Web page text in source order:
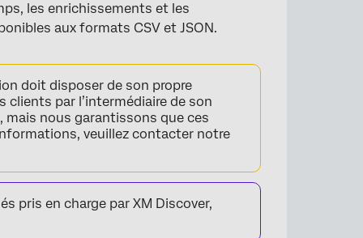
les enrichissements et les
aux formats CSV et JSON.
doit disposer de son propre
clients par l’intermédiaire de son
mais nous garantissons que ces
veuillez contacter notre
pris en charge par XM Discover,